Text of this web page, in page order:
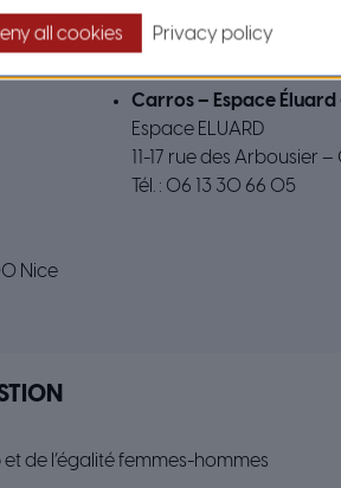
Nice
Cagnes-sur-Mer
4 rue Pasteur – 06800
Tél. : 04 93 73 47 52
Carros – Espace Éluard
Espace ELUARD
11-17 rue des Arbousier
Tél. : 06 13 30 66 05
de l’égalité femmes-hommes
all cookies Privacy policy